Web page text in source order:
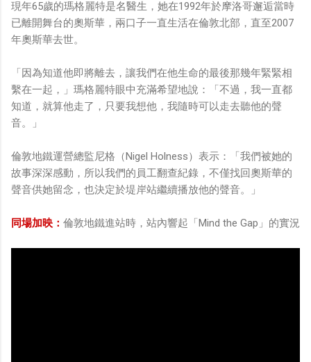
現年65歲的瑪格麗特是名醫生，她在1992年於摩洛哥邂逅當時
已離開舞台的奧斯華，兩口子一直生活在倫敦北部，直至2007
年奧斯華去世。
「因為知道他即將離去，讓我們在他生命的最後那幾年緊緊相
繫在一起，」瑪格麗特眼中充滿希望地說：「不過，我一直都
知道，就算他走了，只要我想他，我隨時可以走去聽他的聲
音。」
倫敦地鐵運營總監尼格（Nigel Holness）表示：「我們被她的
故事深深感動，所以我們的員工翻查紀錄，不僅找回奧斯華的
聲音供她留念，也決定於堤岸站繼續播放他的聲音。」
同場加映： 倫敦地鐵進站時，站內響起「Mind the Gap」的實況